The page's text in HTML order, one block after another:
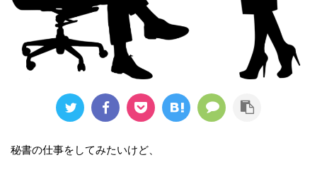
秘書の仕事をしてみたいけど、